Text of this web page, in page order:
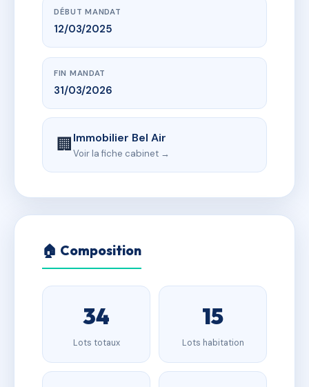
DÉBUT MANDAT
12/03/2025
FIN MANDAT
31/03/2026
🏢Immobilier Bel Air
Voir la fiche cabinet →
🏠 Composition
34
Lots totaux
15
Lots habitation